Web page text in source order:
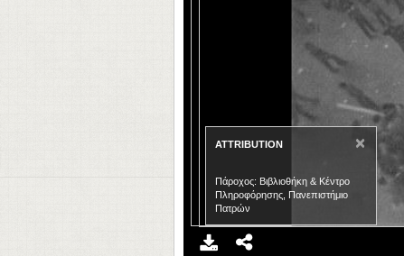
ATTRIBUTION ×
Πάροχος: Βιβλιοθήκη & Κέντρο
Πληροφόρησης, Πανεπιστήμιο
Πατρών